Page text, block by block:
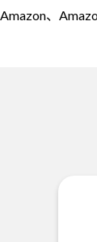
Amazon、